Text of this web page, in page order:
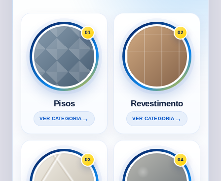
01
Pisos
VER CATEGORIA
02
Revestimento
VER CATEGORIA
03 04